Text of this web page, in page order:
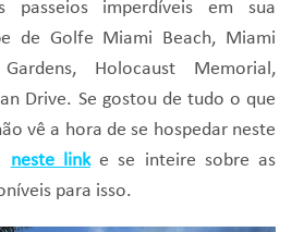
passeios imperdíveis em sua
de Golfe Miami Beach, Miami
Holocaust Memorial,
Drive. Se gostou de tudo o que
vê a hora de se hospedar neste
neste linke se inteire sobre as
para isso.